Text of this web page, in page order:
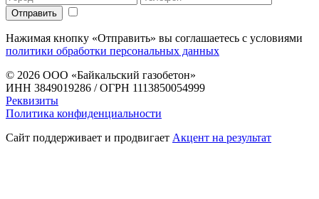
Нажимая кнопку «Отправить» вы соглашаетесь с условиями
политики обработки персональных данных
© 2026 ООО «Байкальский газобетон»
ИНН 3849019286 / ОГРН 1113850054999
Реквизиты
Политика конфиденциальности
Сайт поддерживает и продвигает Акцент на результат